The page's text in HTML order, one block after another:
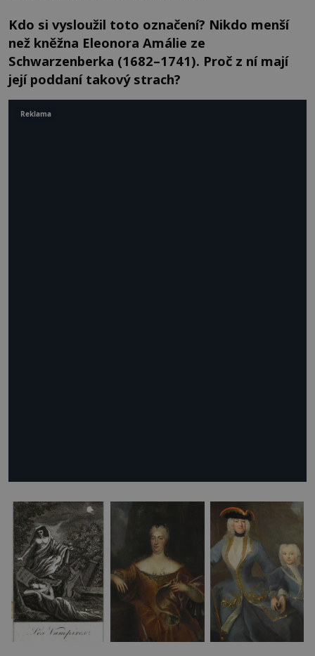
Kdo si vysloužil toto označení? Nikdo menší
než kněžna Eleonora Amálie ze
Schwarzenberka (1682–1741). Proč z ní mají
její poddaní takový strach?
Reklama